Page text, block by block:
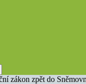
zákon zpět do